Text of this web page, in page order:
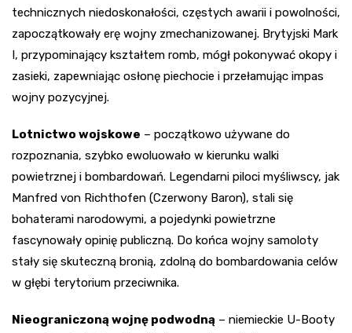
technicznych niedoskonałości, częstych awarii i powolności,
zapoczątkowały erę wojny zmechanizowanej. Brytyjski Mark
I, przypominający kształtem romb, mógł pokonywać okopy i
zasieki, zapewniając osłonę piechocie i przełamując impas
wojny pozycyjnej.
Lotnictwo wojskowe – początkowo używane do
rozpoznania, szybko ewoluowało w kierunku walki
powietrznej i bombardowań. Legendarni piloci myśliwscy, jak
Manfred von Richthofen (Czerwony Baron), stali się
bohaterami narodowymi, a pojedynki powietrzne
fascynowały opinię publiczną. Do końca wojny samoloty
stały się skuteczną bronią, zdolną do bombardowania celów
w głębi terytorium przeciwnika.
Nieograniczoną wojnę podwodną – niemieckie U-Booty